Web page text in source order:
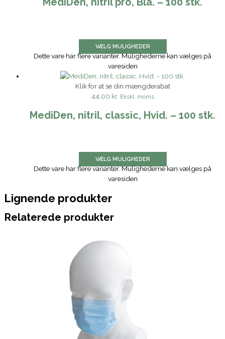
VÆLG MULIGHEDER
Dette vare har flere varianter. Mulighederne kan vælges på
varesiden
Klik for at se din mængderabat
44,00 kr. Ekskl. moms
MediDen, nitril, classic, Hvid. – 100 stk.
VÆLG MULIGHEDER
Dette vare har flere varianter. Mulighederne kan vælges på
varesiden
Lignende produkter
Relaterede produkter